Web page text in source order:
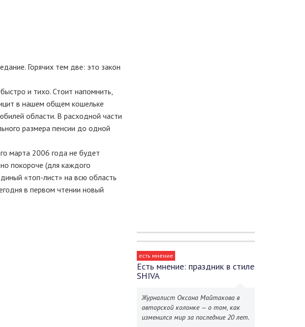
Горячих тем две: это закон
и тихо. Стоит напомнить,
в нашем общем кошельке
области. В расходной части
размера пенсии до одной
марта 2006 года не будет
покороче (для каждого
«топ-лист» на всю область
в первом чтении новый
есть мнение
Есть мнение: праздник в стиле
SHIVA
Журналист Оксана Майтакова в
авторской колонке — о том, как
изменился мир за последние 20 лет.